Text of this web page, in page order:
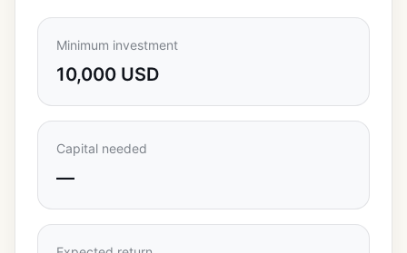
Minimum investment
10,000 USD
Capital needed
—